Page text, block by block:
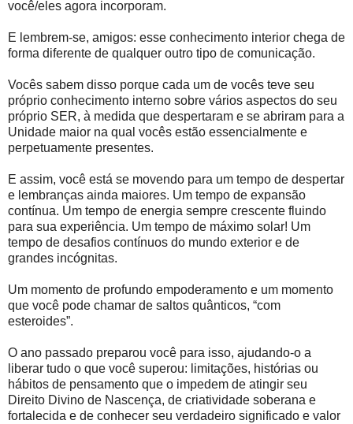
você/eles agora incorporam.
E lembrem-se, amigos: esse conhecimento interior chega de
forma diferente de qualquer outro tipo de comunicação.
Vocês sabem disso porque cada um de vocês teve seu
próprio conhecimento interno sobre vários aspectos do seu
próprio SER, à medida que despertaram e se abriram para a
Unidade maior na qual vocês estão essencialmente e
perpetuamente presentes.
E assim, você está se movendo para um tempo de despertar
e lembranças ainda maiores. Um tempo de expansão
contínua. Um tempo de energia sempre crescente fluindo
para sua experiência. Um tempo de máximo solar! Um
tempo de desafios contínuos do mundo exterior e de
grandes incógnitas.
Um momento de profundo empoderamento e um momento
que você pode chamar de saltos quânticos, “com
esteroides”.
O ano passado preparou você para isso, ajudando-o a
liberar tudo o que você superou: limitações, histórias ou
hábitos de pensamento que o impedem de atingir seu
Direito Divino de Nascença, de criatividade soberana e
fortalecida e de conhecer seu verdadeiro significado e valor